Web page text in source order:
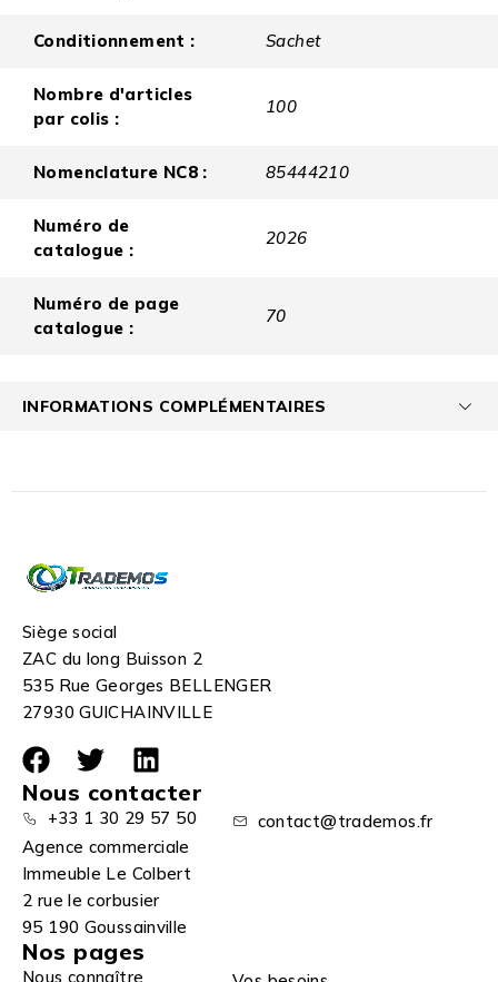
Conditionnement : Sachet
Nombre d'articles
par colis :
100
Nomenclature NC8 : 85444210
Numéro de
catalogue :
2026
Numéro de page
catalogue :
70
INFORMATIONS COMPLÉMENTAIRES
Siège social
ZAC du long Buisson 2
535 Rue Georges BELLENGER
27930 GUICHAINVILLE
Nous contacter
+33 1 30 29 57 50
contact@trademos.fr
Agence commerciale
Immeuble Le Colbert
2 rue le corbusier
95 190 Goussainville
Nos pages
Nous connaître